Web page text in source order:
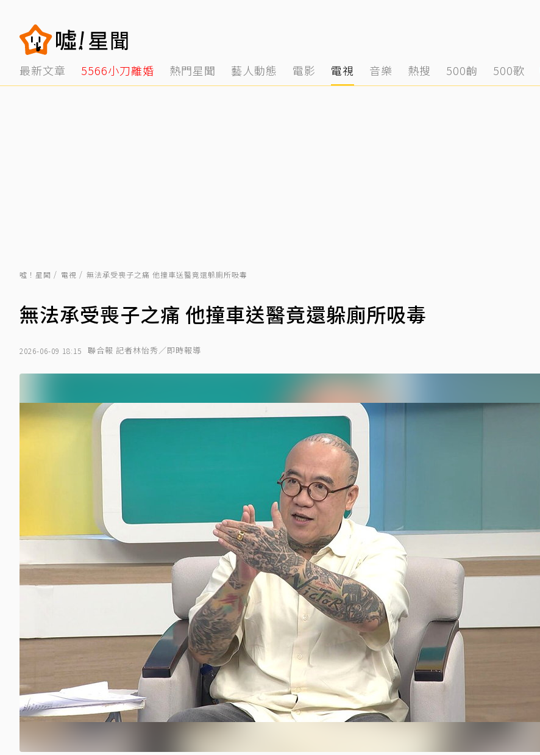
最新文章 5566小刀離婚 熱門星聞 藝人動態 電影 電視 音樂 熱搜 500齣 500歌
噓！星聞 電視 無法承受喪子之痛 他撞車送醫竟還躲廁所吸毒
無法承受喪子之痛 他撞車送醫竟還躲廁所吸毒
2026-06-09 18:15 聯合報 記者林怡秀／即時報導